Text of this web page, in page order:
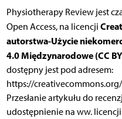
Physiotherapy Review jest
Open Access, na licencji
autorstwa-Użycie
4.0 Międzynarodowe (CC
dostępny jest pod adresem:
https://
Przesłanie artykułu do
udostępnienie na ww.